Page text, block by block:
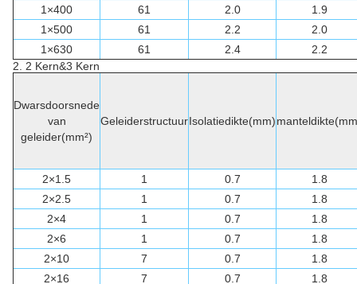
1×400
61 2.0
1.9
1×500
61 2.2
2.0
1×630
61 2.4
2.2
2. 2 Kern&3 Kern
Dwarsdoorsnede
van
geleider(mm²)
GeleiderstructuurIsolatiedikte(mm)
2×1.5 1 0.7
1.8
2×2.5
1 0.7
1.8
2×4
1 0.7
1.8
2×6
1 0.7
1.8
2×10
7 0.7
1.8
2×16
7 0.7 1.8